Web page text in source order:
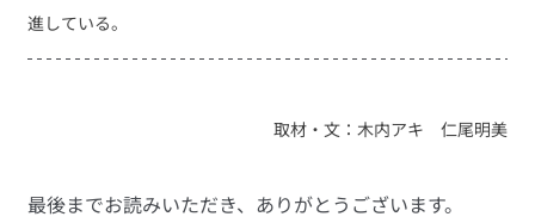
進している。
取材・文：木内アキ　仁尾明美
最後までお読みいただき、ありがとうございます。